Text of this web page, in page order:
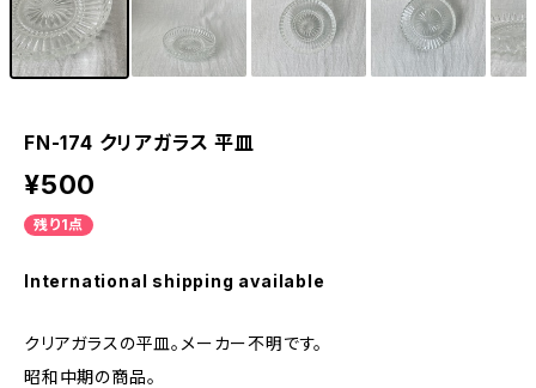
FN-174 クリアガラス 平皿
¥500
残り1点
International shipping available
クリアガラスの平皿。メーカー不明です。
昭和中期の商品。